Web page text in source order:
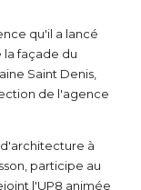
qu'il a lancé
façade du
Saint Denis,
de l'agence
à
participe au
l'UP8 animée